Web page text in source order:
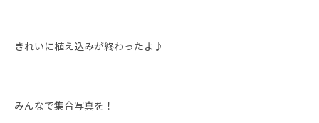
きれいに植え込みが終わったよ♪
みんなで集合写真を！